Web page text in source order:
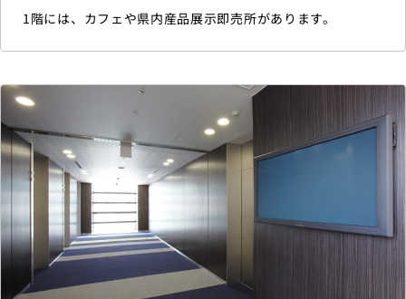
1階には、カフェや県内産品展示即売所があります。